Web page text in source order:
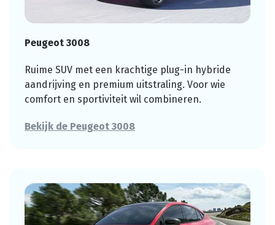
Peugeot 3008
Ruime SUV met een krachtige plug-in hybride
aandrijving en premium uitstraling. Voor wie
comfort en sportiviteit wil combineren.
Bekijk de Peugeot 3008